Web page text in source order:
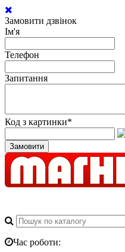
Замовити дзвінок
Ім'я
Телефон
Запитання
Код з картинки*
Замовити
Час роботи: